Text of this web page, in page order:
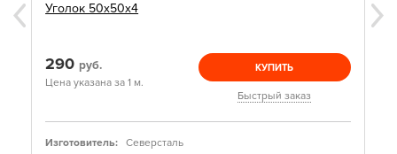
Уголок 50х50х4
290 руб.
Цена указана за 1 м.
КУПИТЬ
Быстрый заказ
Изготовитель:
Северсталь